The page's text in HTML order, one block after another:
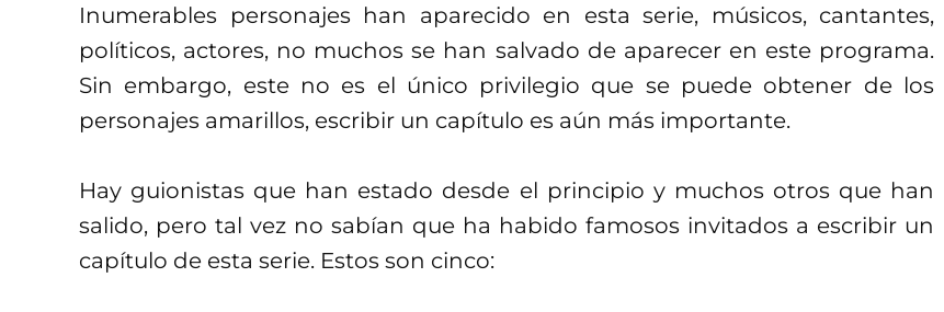
Inumerables personajes han aparecido en esta serie, músicos, cantantes,
políticos, actores, no muchos se han salvado de aparecer en este programa.
Sin embargo, este no es el único privilegio que se puede obtener de los
personajes amarillos, escribir un capítulo es aún más importante.
Hay guionistas que han estado desde el principio y muchos otros que han
salido, pero tal vez no sabían que ha habido famosos invitados a escribir un
capítulo de esta serie. Estos son cinco: